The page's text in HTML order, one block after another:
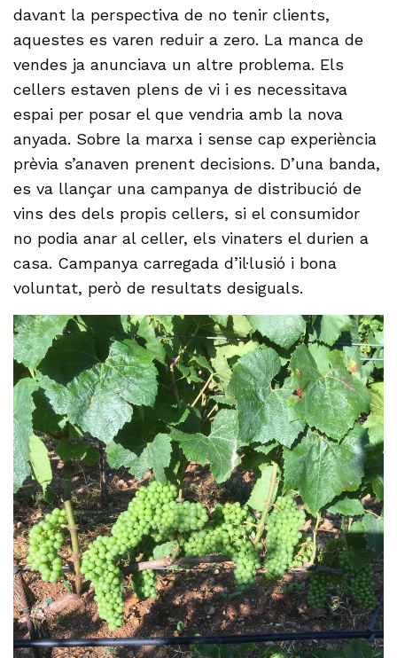
davant la perspectiva de no tenir clients,
aquestes es varen reduir a zero. La manca de
vendes ja anunciava un altre problema. Els
cellers estaven plens de vi i es necessitava
espai per posar el que vendria amb la nova
anyada. Sobre la marxa i sense cap experiència
prèvia s’anaven prenent decisions. D’una banda,
es va llançar una campanya de distribució de
vins des dels propis cellers, si el consumidor
no podia anar al celler, els vinaters el durien a
casa. Campanya carregada d’il·lusió i bona
voluntat, però de resultats desiguals.